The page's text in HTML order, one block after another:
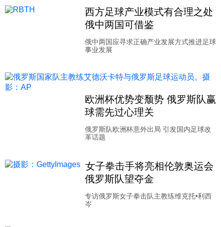
西方足球产业模式有合理之处
俄中两国可借鉴
俄中两国应寻求正确产业发展方式推进足球
事业发展
欧洲杯优势变颓势 俄罗斯队赢
球需先过心理关
俄罗斯队欧洲杯意外出局 引发国内足球改
革话题
女子拳击手将亮相伦敦奥运会
俄罗斯队望夺金
专访俄罗斯女子拳击队主教练维克托•利西
岑